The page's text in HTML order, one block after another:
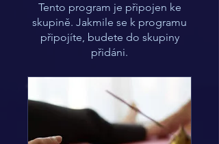
Tento program je připojen ke
skupině. Jakmile se k programu
připojíte, budete do skupiny
přidáni.